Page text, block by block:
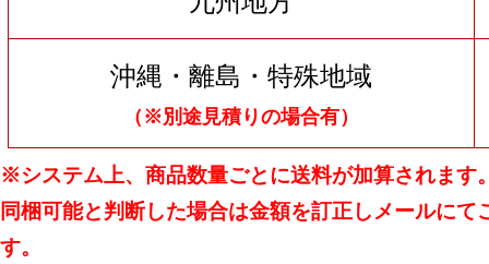
沖縄・離島・特殊地域
（※別途見積りの場合有）
※システム上、商品数量ごとに送料が加算されます
同梱可能と判断した場合は金額を訂正しメールにて
す。